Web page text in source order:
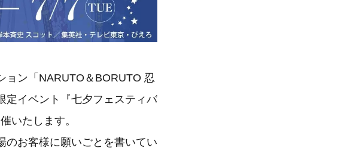
ョン「NARUTO＆BORUTO 忍
定イベント『七夕フェスティバ
いたします。
のお客様に願いごとを書いてい